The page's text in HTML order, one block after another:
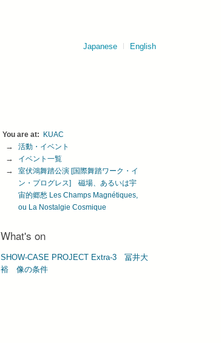
Japanese English
KUAC
活動・イベント
イベント一覧
室伏鴻舞踏公演 [国際舞踏ワーク・イ
ン・プログレス]　磁場、あるいは宇
宙的郷愁 Les Champs Magnétiques,
ou La Nostalgie Cosmique
What's on
SHOW-CASE PROJECT Extra-3 冨井⼤
裕 像の条件